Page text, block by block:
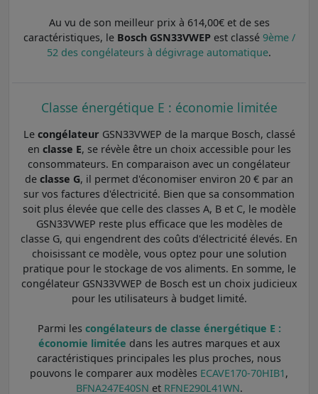
Au vu de son meilleur prix à 614,00€ et de ses
caractéristiques, le Bosch GSN33VWEPest classé 9ème /
52 des congélateurs à dégivrage automatique.
Classe énergétique E : économie limitée
Le congélateur GSN33VWEP de la marque Bosch, classé
en classe E, se révèle être un choix accessible pour les
consommateurs. En comparaison avec un congélateur
de classe G, il permet d'économiser environ 20 € par an
sur vos factures d'électricité. Bien que sa consommation
soit plus élevée que celle des classes A, B et C, le modèle
GSN33VWEP reste plus efficace que les modèles de
classe G, qui engendrent des coûts d'électricité élevés. En
choisissant ce modèle, vous optez pour une solution
pratique pour le stockage de vos aliments. En somme, le
congélateur GSN33VWEP de Bosch est un choix judicieux
pour les utilisateurs à budget limité.
Parmi les congélateurs de classe énergétique E :
économie limitée dans les autres marques et aux
caractéristiques principales les plus proches, nous
pouvons le comparer aux modèles ECAVE170-70HIB1 ,
BFNA247E40SN et RFNE290L41WN.